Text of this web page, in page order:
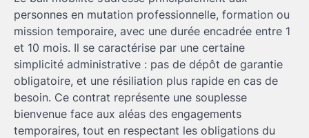
personnes en mutation professionnelle, formation ou
mission temporaire, avec une durée encadrée entre 1
et 10 mois. Il se caractérise par une certaine
simplicité administrative : pas de dépôt de garantie
obligatoire, et une résiliation plus rapide en cas de
besoin. Ce contrat représente une souplesse
bienvenue face aux aléas des engagements
temporaires, tout en respectant les obligations du